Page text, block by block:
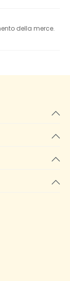
della merce.